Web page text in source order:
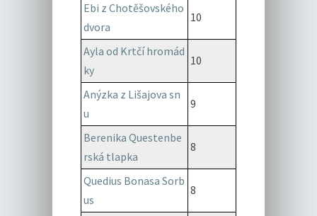
Ebi z Chotěšovského
dvora
10
Ayla od Krtčí hromád
ky
10
Anýzka z Lišajova sn
u
9
Berenika Questenbe
rská tlapka
8
Quedius Bonasa Sorb
us
8